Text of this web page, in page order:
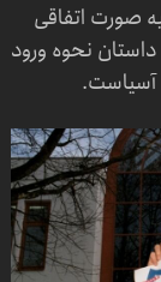
صورت اتفاقی
نحوه ورود
آسیاست.